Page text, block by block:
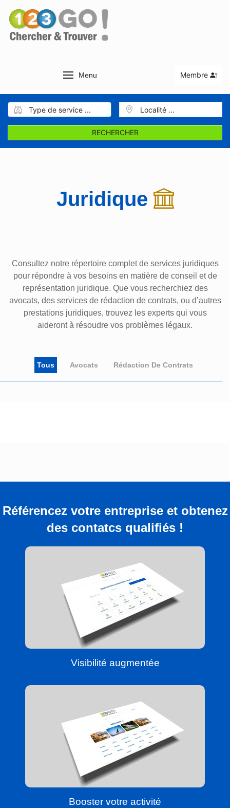
Menu Membre
RECHERCHER
Juridique
Consultez notre répertoire complet de services juridiques
pour répondre à vos besoins en matière de conseil et de
représentation juridique. Que vous recherchiez des
avocats, des services de rédaction de contrats, ou d’autres
prestations juridiques, trouvez les experts qui vous
aideront à résoudre vos problèmes légaux.
Tous Avocats Rédaction De Contrats
Référencez votre entreprise et obtenez
des contatcs qualifiés !
Visibilité augmentée
Booster votre activité